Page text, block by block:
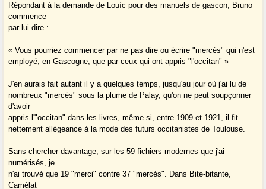
Répondant à la demande de Louìc pour des manuels de gascon, Bruno
commence
par lui dire :
« Vous pourriez commencer par ne pas dire ou écrire "mercés" qui n'est
employé, en Gascogne, que par ceux qui ont appris "l'occitan" »
J'en aurais fait autant il y a quelques temps, jusqu'au jour où j'ai lu de
nombreux "mercés" sous la plume de Palay, qu'on ne peut soupçonner
d'avoir
appris l'"occitan" dans les livres, même si, entre 1909 et 1921, il fit
nettement allégeance à la mode des futurs occitanistes de Toulouse.
Sans chercher davantage, sur les 59 fichiers modernes que j'ai
numérisés, je
n'ai trouvé que 19 "merci" contre 37 "mercés". Dans Bite-bitante,
Camélat